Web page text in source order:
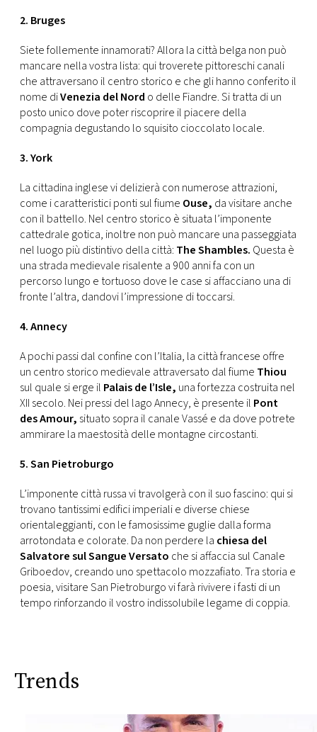
2. Bruges
Siete follemente innamorati? Allora la città belga non può
mancare nella vostra lista: qui troverete pittoreschi canali
che attraversano il centro storico e che gli hanno conferito il
nome diVenezia del Nord o delle Fiandre. Si tratta di un
posto unico dove poter riscoprire il piacere della
compagnia degustando lo squisito cioccolato locale.
3. York
La cittadina inglese vi delizierà con numerose attrazioni,
come i caratteristici ponti sul fiume Ouse, da visitare anche
con il battello. Nel centro storico è situata l’imponente
cattedrale gotica, inoltre non può mancare una passeggiata
nel luogo più distintivo della città: The Shambles. Questa è
una strada medievale risalente a 900 anni fa con un
percorso lungo e tortuoso dove le case si affacciano una di
fronte l’altra, dandovi l’impressione di toccarsi.
4. Annecy
A pochi passi dal confine con l’Italia, la città francese offre
un centro storico medievale attraversato dal fiume Thiou
sul quale si erge il Palais de l’Isle, una fortezza costruita nel
XII secolo. Nei pressi del lago Annecy, è presente il Pont
des Amour, situato sopra il canale Vassé e da dove potrete
ammirare la maestosità delle montagne circostanti.
5. San Pietroburgo
L’imponente città russa vi travolgerà con il suo fascino: qui si
trovano tantissimi edifici imperiali e diverse chiese
orientaleggianti, con le famosissime guglie dalla forma
arrotondata e colorate. Da non perdere la chiesa del
Salvatore sul Sangue Versato che si affaccia sul Canale
Griboedov, creando uno spettacolo mozzafiato. Tra storia e
poesia, visitare San Pietroburgo vi farà rivivere i fasti di un
tempo rinforzando il vostro indissolubile legame di coppia.
Trends